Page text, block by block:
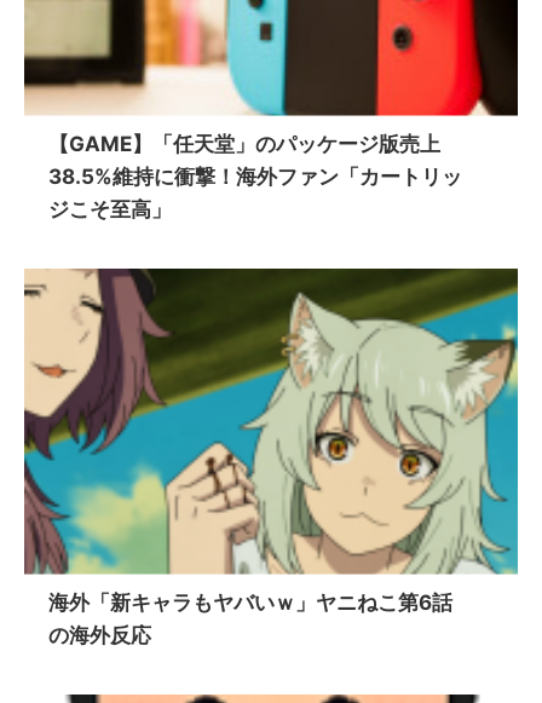
【GAME】「任天堂」のパッケージ版売上
38.5%維持に衝撃！海外ファン「カートリッ
ジこそ至高」
海外「新キャラもヤバいｗ」ヤニねこ第6話
の海外反応